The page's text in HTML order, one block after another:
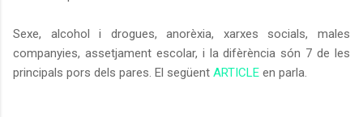
Sexe, alcohol i drogues, anorèxia, xarxes socials, males
companyies, assetjament escolar, i la difèrència són 7 de les
principals pors dels pares. El següent ARTICLE en parla.